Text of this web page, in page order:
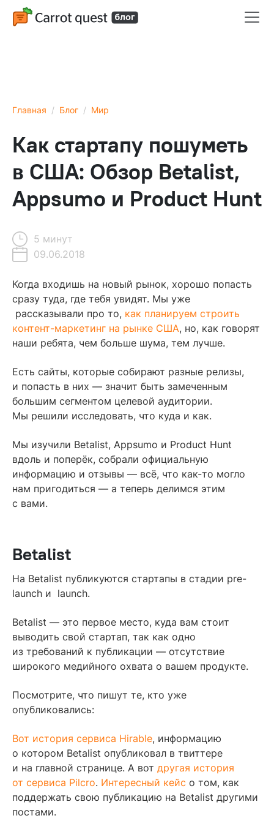
Главная Блог Мир
Как стартапу пошуметь
в США: Обзор Betalist,
Appsumo и Product Hunt
5 минут
09.06.2018
Содержание
Betalist
Product Hunt
AppSumo
Бонус
Читайте также
Когда входишь на новый рынок, хорошо попасть
сразу туда, где тебя увидят. Мы уже
рассказывали про то, как планируем строить
контент-маркетинг на рынке США, но, как говорят
наши ребята, чем больше шума, тем лучше.
Есть сайты, которые собирают разные релизы,
и попасть в них — значит быть замеченным
большим сегментом целевой аудитории.
Мы решили исследовать, что куда и как.
Мы изучили Betalist, Appsumo и Product Hunt
вдоль и поперёк, собрали официальную
информацию и отзывы — всё, что как-то могло
нам пригодиться — а теперь делимся этим
с вами.
Betalist
На Betalist публикуются стартапы в стадии pre-
launch и launch.
Betalist — это первое место, куда вам стоит
выводить свой стартап, так как одно
из требований к публикации — отсутствие
широкого медийного охвата о вашем продукте.
Посмотрите, что пишут те, кто уже
опубликовались:
Вот история сервиса Hirable, информацию
о котором Betalist опубликовал в твиттере
и на главной странице. А вот другая история
от сервиса Pilcro. Интересный кейс о том, как
поддержать свою публикацию на Betalist другими
постами.